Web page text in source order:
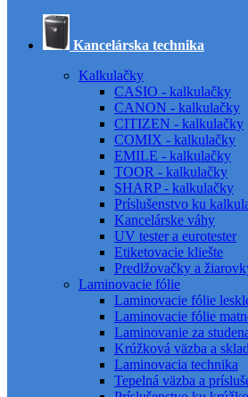
Kancelárska technika
Kalkulačky
CASIO - kalkulačky
CANON - kalkulačky
CITIZEN - kalkulačky
COMIX - kalkulačky
EMILE - kalkulačky
TOOR - kalkulačky
SHARP - kalkulačky
Príslušenstvo ku
Kancelárske váhy
UV tester a eurotester
Etiketovacie kliešte
Predlžovačky a
Laminovacie fólie
Laminovacie fólie
Laminovacie fólie
Laminovanie za
Krúžková väzba a
Laminovacia technika
Tepelná väzba a